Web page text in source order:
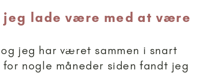
jeg lade være med at være
jeg har været sammen i snart
nogle måneder siden fandt jeg